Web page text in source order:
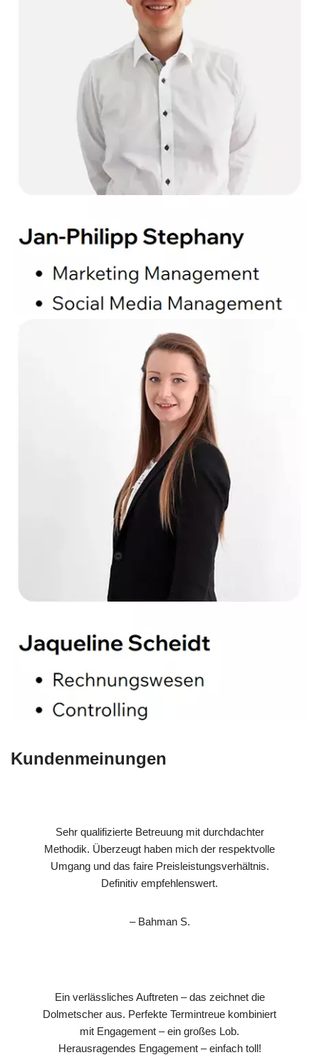
Kundenmeinungen
Sehr qualifizierte Betreuung mit durchdachter
Methodik. Überzeugt haben mich der respektvolle
Umgang und das faire Preisleistungsverhältnis.
Definitiv empfehlenswert.
– Bahman S.
Ein verlässliches Auftreten – das zeichnet die
Dolmetscher aus. Perfekte Termintreue kombiniert
mit Engagement – ein großes Lob.
Herausragendes Engagement – einfach toll!